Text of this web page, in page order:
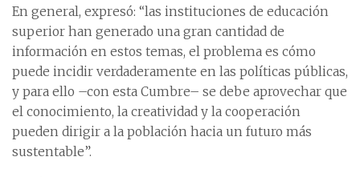
En general, expresó: “las instituciones de educación
superior han generado una gran cantidad de
información en estos temas, el problema es cómo
puede incidir verdaderamente en las políticas públicas,
y para ello –con esta Cumbre– se debe aprovechar que
el conocimiento, la creatividad y la cooperación
pueden dirigir a la población hacia un futuro más
sustentable”.